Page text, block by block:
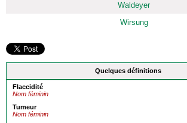
Quelques définitions
Flaccidité
Nom féminin
Tumeur
Nom féminin
Waldeyer
Wirsung